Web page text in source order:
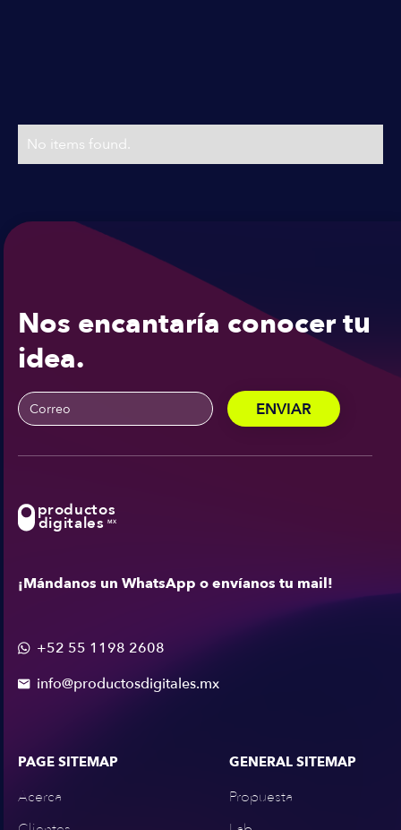
No items found.
Nos encantaría conocer tu
idea.
productos
digitales MX
¡Mándanos un WhatsApp o envíanos tu mail!
 +52 55 1198 2608
 info@productosdigitales.mx
PAGE SITEMAP
Acerca
GENERAL SITEMAP
Propuesta